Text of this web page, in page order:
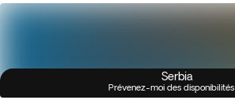
Serbia
Prévenez-moi des disponibilités